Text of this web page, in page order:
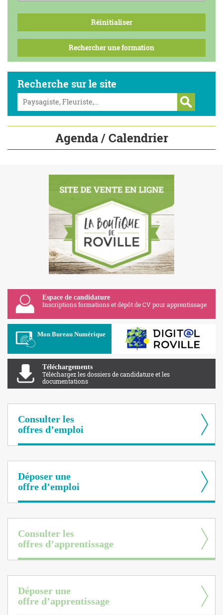
Recherche sur le site
Agenda / Calendrier
Espace de candidature
Inscriptions formations et dépôt de CV pour apprentissage
Mon Bureau Numérique Apolearn
Téléchargements
Téléchargez les dossiers de candidature et les
documentations
Consulter les
offres d’emploi
Déposer une
offre d’emploi
Consulter les
offres d’apprentissage
Déposer une
offre d’apprentissage